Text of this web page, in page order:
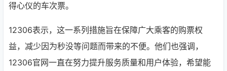
得心仪的车次票。
12306表示，这一系列措施旨在保障广大乘客的购票权
益，减少因为秒没等问题而带来的不便。他们也强调，
12306官网一直在努力提升服务质量和用户体验，希望能